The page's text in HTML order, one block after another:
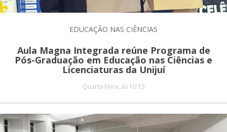
EDUCAÇÃO NAS CIÊNCIAS
Aula Magna Integrada reúne Programa de
Pós-Graduação em Educação nas Ciências e
Licenciaturas da Unijuí
Quarta-feira, às 10:15